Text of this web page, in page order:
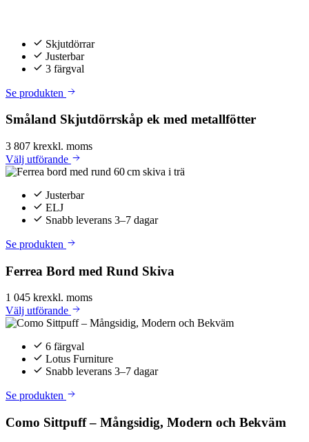
Skjutdörrar
Justerbar
3 färgval
Se produkten
Småland Skjutdörrskåp ek med metallfötter
3 807 krexkl. moms
Välj utförande
Justerbar
ELJ
Snabb leverans 3–7 dagar
Se produkten
Ferrea Bord med Rund Skiva
1 045 krexkl. moms
Välj utförande
6 färgval
Lotus Furniture
Snabb leverans 3–7 dagar
Se produkten
Como Sittpuff – Mångsidig, Modern och Bekväm